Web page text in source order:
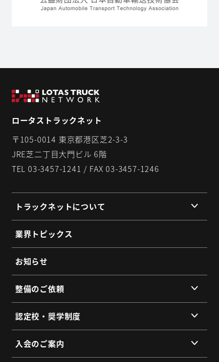
ロータストラックネット
〒105-0014 東京都港区芝2-3-3
JRE芝二丁目大門ビル 6階
TEL 03-3457-1241 / FAX 03-3457-1246
トラックネットについて
組織理念
組織概要
代表挨拶
提携企業・団体一覧
総会・地区会・研修会
会員同士のネットワークづくり
SDGs宣言
業界トピックス
お知らせ
整備のご依頼
提供サービス
サービス拠点
よくあるご質問
整備・メンテナンス依頼フォーム
認定校・奨学制度
認定校制度について
全国トラックネット企業紹介
入会のご案内